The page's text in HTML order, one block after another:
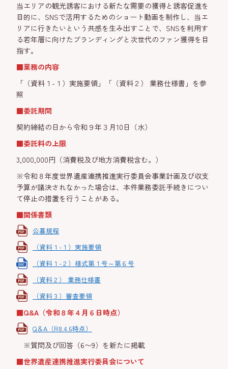
当エリアの観光誘客における新たな需要の獲得と誘客促進を
目的に、SNSで活用するためのショート動画を制作し、当エ
リアに行きたいという共感を生み出すことで、SNSを利用す
る若年層に向けたブランディングと次世代のファン獲得を目
指す。
■業務の内容
「（資料１-１）実施要領」「（資料２） 業務仕様書」を参
照
■委託期間
契約締結の日から令和９年３月10日（水）
■委託料の上限
3,000,000円（消費税及び地方消費税含む。）
※令和８年度世界遺産連携推進実行委員会事業計画及び収支
予算が議決されなかった場合は、本件業務委託手続きについ
て停止の措置を行うことがある。
■関係書類
公募規程
（資料１-１）実施要領
（資料１-２）様式第１号～第６号
（資料２） 業務仕様書
（資料３）審査要領
■Q&A（令和８年４月６日時点）
Q＆A（R8.4.6時点）
※質問及び回答（6〜9）を新たに掲載
■世界遺産連携推進実行委員会について